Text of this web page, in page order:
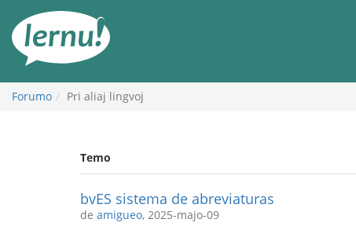
enhavo
Forumo Pri aliaj lingvoj
Temo
bvES sistema de abreviaturas
de amigueo, 2025-majo-09